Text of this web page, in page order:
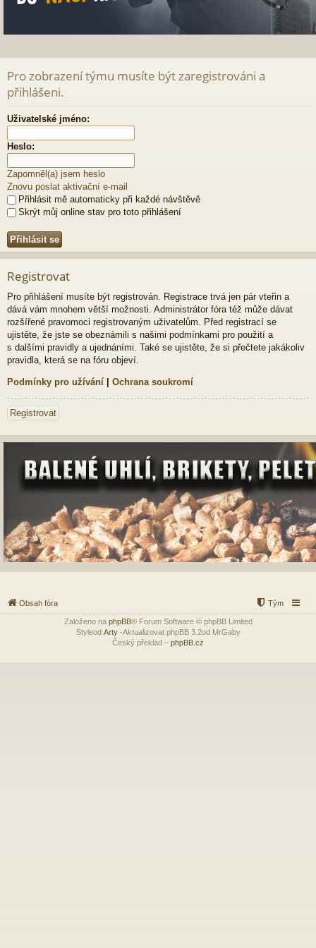
Pro zobrazení týmu musíte být zaregistrováni a
přihlášeni.
Uživatelské jméno:
Heslo:
Zapomněl(a) jsem heslo
Znovu poslat aktivační e-mail
Přihlásit mě automaticky při každé návštěvě
Skrýt můj online stav pro toto přihlášení
Registrovat
Pro přihlášení musíte být registrován. Registrace trvá jen pár vteřin a
dává vám mnohem větší možnosti. Administrátor fóra též může dávat
rozšířené pravomoci registrovaným uživatelům. Před registrací se
ujistěte, že jste se obeznámili s našimi podmínkami pro použití a
s dalšími pravidly a ujednáními. Také se ujistěte, že si přečtete jakákoliv
pravidla, která se na fóru objeví.
Podmínky pro užívání | Ochrana soukromí
Registrovat
Obsah fóra Tým
Založeno na phpBB® Forum Software © phpBB Limited
Styleod Arty-Aktualizovat phpBB 3.2od MrGaby
Český překlad – phpBB.cz